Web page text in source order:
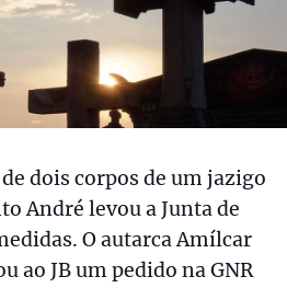
dois corpos de um jazigo
André levou a Junta de
O autarca Amílcar
ao JB um pedido na GNR